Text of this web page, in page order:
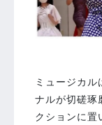
ミュージカル
ナルが切磋琢
クションに置